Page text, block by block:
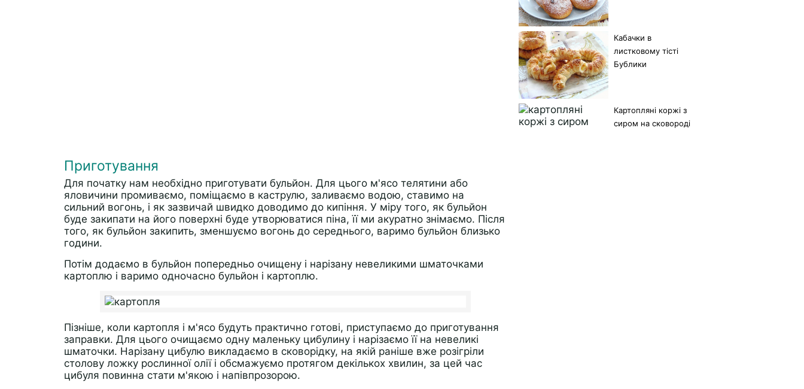
Приготування
Для початку нам необхідно приготувати бульйон. Для цього м'ясо телятини або
яловичини промиваємо, поміщаємо в каструлю, заливаємо водою, ставимо на
сильний вогонь, і як зазвичай швидко доводимо до кипіння. У міру того, як бульйон
буде закипати на його поверхні буде утворюватися піна, її ми акуратно знімаємо. Після
того, як бульйон закипить, зменшуємо вогонь до середнього, варимо бульйон близько
години.
Потім додаємо в бульйон попередньо очищену і нарізану невеликими шматочками
картоплю і варимо одночасно бульйон і картоплю.
Пізніше, коли картопля і м'ясо будуть практично готові, приступаємо до приготування
заправки. Для цього очищаємо одну маленьку цибулину і нарізаємо її на невеликі
шматочки. Нарізану цибулю викладаємо в сковорідку, на якій раніше вже розігріли
столову ложку рослинної олії і обсмажуємо протягом декількох хвилин, за цей час
цибуля повинна стати м'якою і напівпрозорою.
Кабачки в
листковому тісті
Бублики
Картопляні коржі з
сиром на сковороді